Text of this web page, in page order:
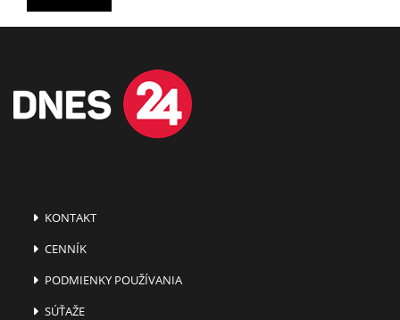
KONTAKT
CENNÍK
PODMIENKY POUŽÍVANIA
SÚŤAŽE